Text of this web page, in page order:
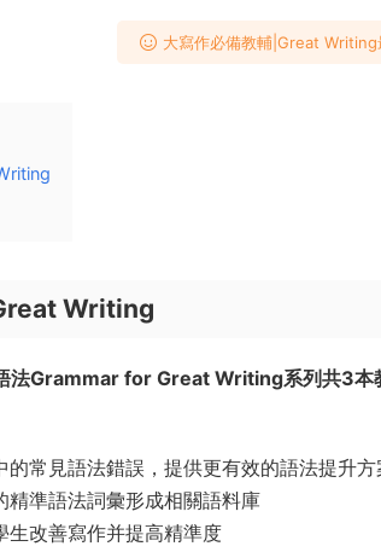
大寫作必備教輔|Great Writing
Writing
法Grammar for Great Writing系列共3本
常見語法錯誤，提供更有效的語法提升方
準語法詞彙形成相關語料庫
改善寫作并提高精準度